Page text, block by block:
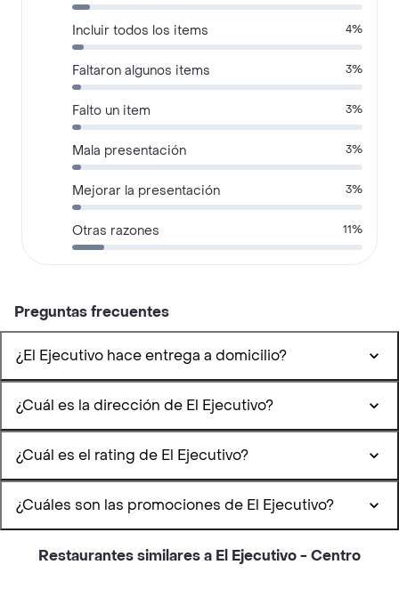
Incluir todos los items 4%
Faltaron algunos items 3%
Falto un item 3%
Mala presentación 3%
Mejorar la presentación 3%
Otras razones 11%
Preguntas frecuentes
¿El Ejecutivo hace entrega a domicilio?
¿Cuál es la dirección de El Ejecutivo?
¿Cuál es el rating de El Ejecutivo?
¿Cuáles son las promociones de El Ejecutivo?
Restaurantes similares a El Ejecutivo - Centro